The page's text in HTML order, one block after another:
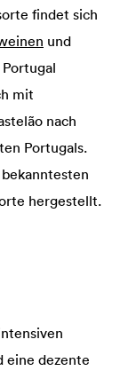
findet sich
und
mit
nach
Portugals.
hergestellt.
eine dezente